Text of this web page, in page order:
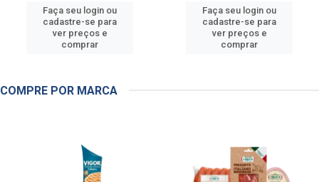
Faça seu login ou
cadastre-se para
ver preços e
comprar
Faça seu login ou
cadastre-se para
ver preços e
comprar
COMPRE POR MARCA